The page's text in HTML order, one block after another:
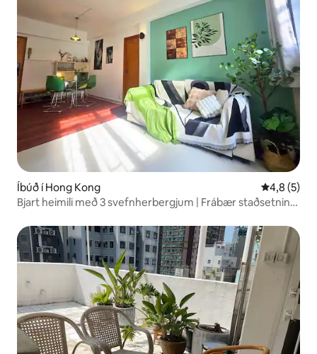
Íbúð í Hong Kong 4,8 af 5 í
4,8 (5)
Bjart heimili með 3 svefnherbergjum | Frábær staðsetning